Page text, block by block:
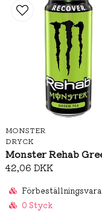
MONSTER
DRYCK
42,06 DKK
Förbeställningsvara
0 Styck